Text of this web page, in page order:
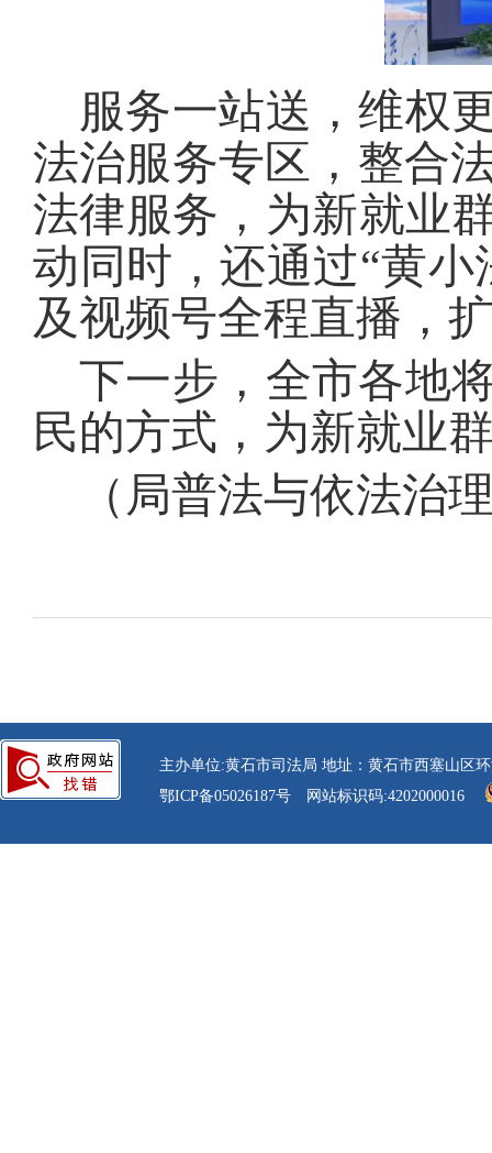
服务一站送，维权
法治服务专区，整合
法律服务，为新就业
动同时，还通过“黄
及视频号全程直播，
下一步，全市各地
民的方式，为新就业
（ 局普法与依法治
主办单位:黄石市司法局 地址：黄石市西塞山区
鄂ICP备05026187号 网站标识码:4202000016